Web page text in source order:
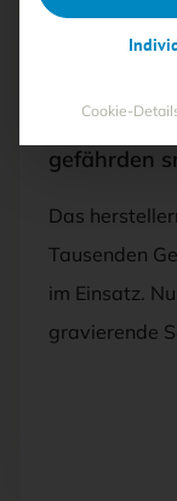
gefährden
Das
Tausenden
im Einsatz.
gravierende
Cookie-